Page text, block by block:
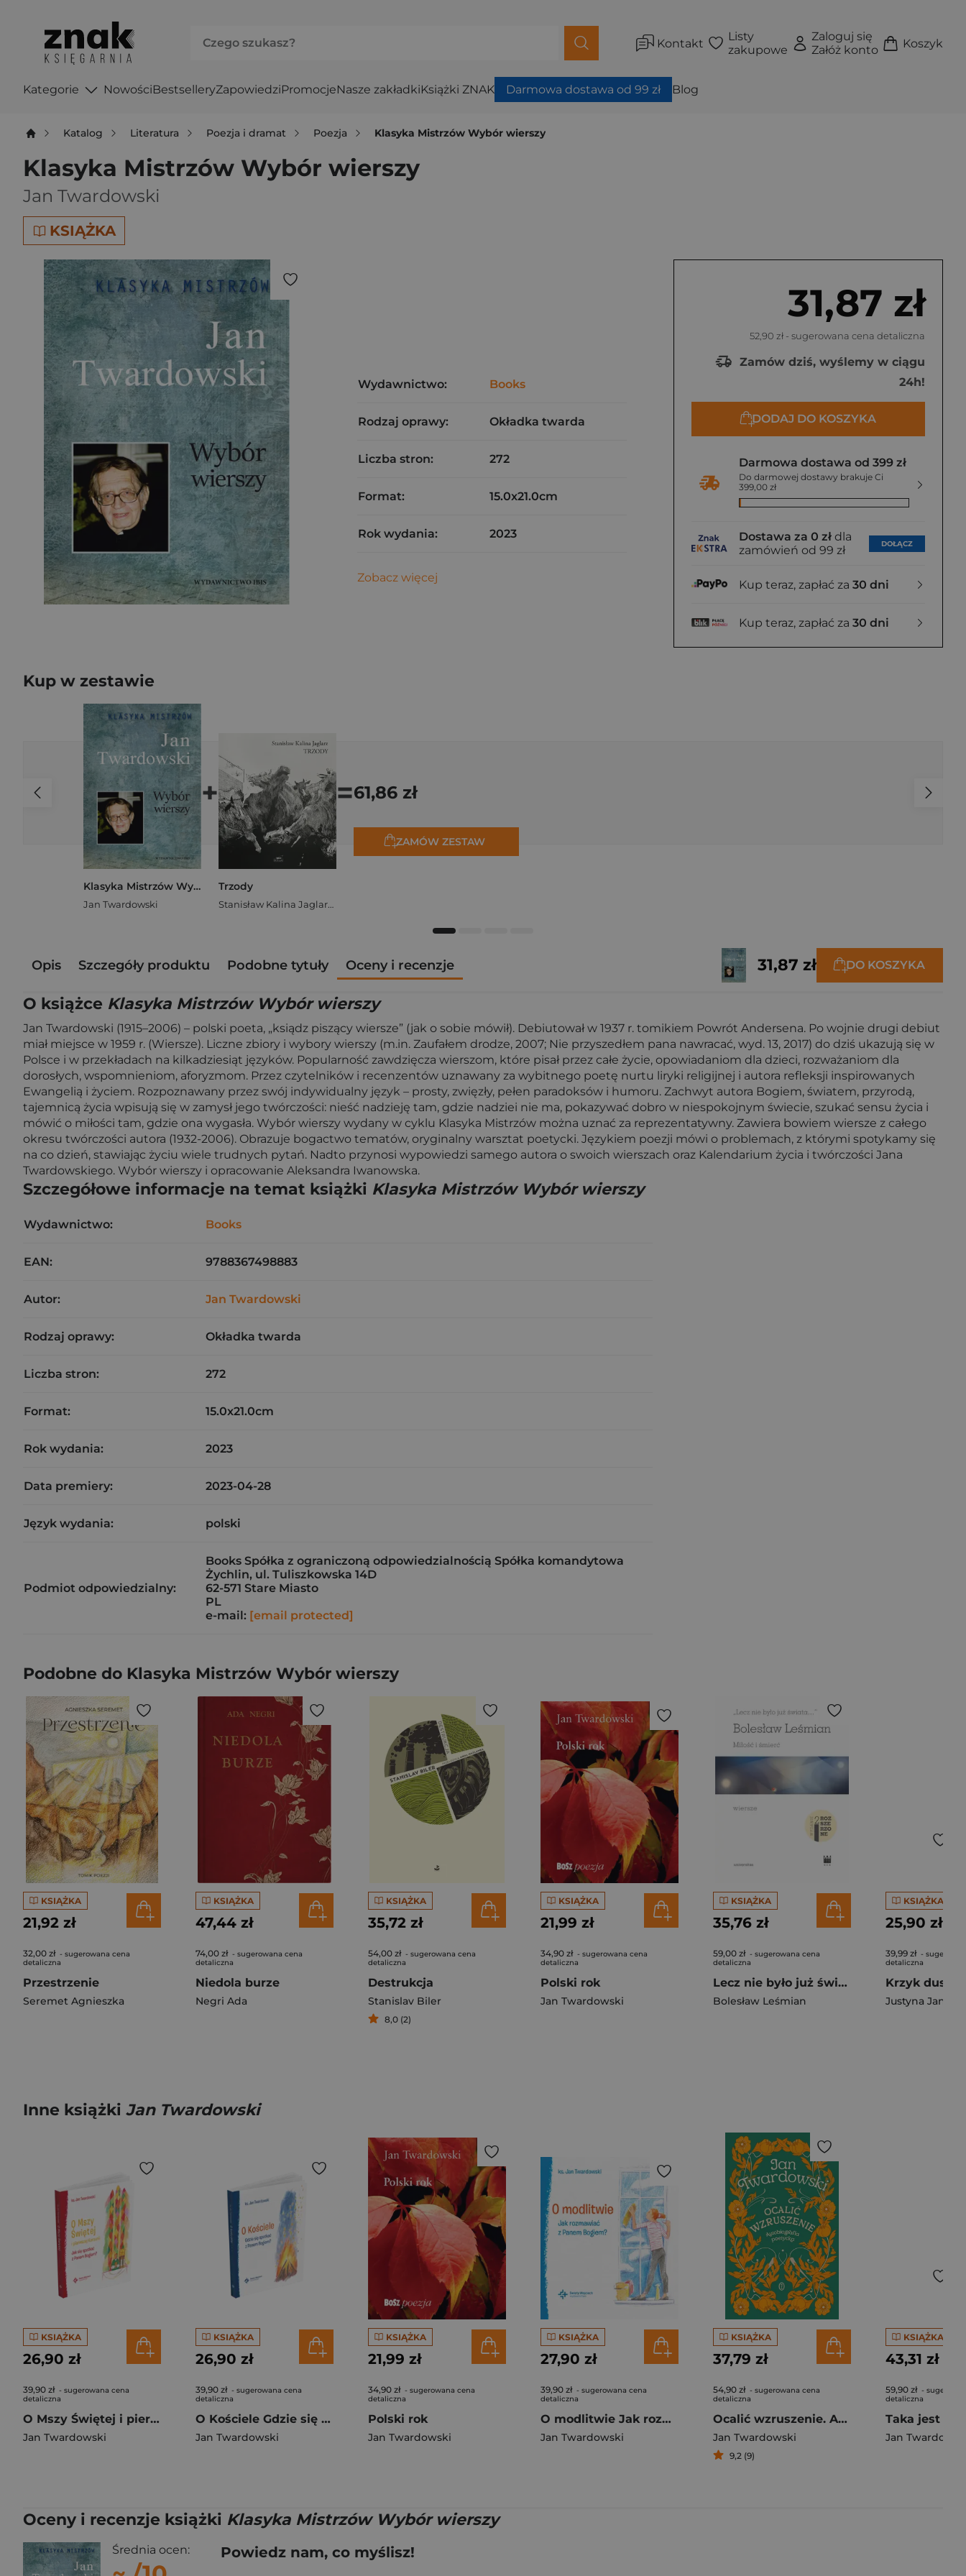
Kontakt
Listy
zakupowe
Zaloguj się
Załóż konto
Koszyk
Kategorie NowościBestselleryZapowiedziPromocjeNasze zakładkiKsiążki ZNAK Darmowa dostawa od 99 zł Blog
Katalog Literatura Poezja i dramat Poezja Klasyka Mistrzów Wybór wierszy
Klasyka Mistrzów Wybór wierszy
Jan Twardowski
KSIĄŻKA
31,87 zł
52,90 zł - sugerowana cena detaliczna
Zamów dziś, wyślemy w ciągu
24h!
DODAJ DO KOSZYKA
Darmowa dostawa od 399 zł
Do darmowej dostawy brakuje Ci
399,00 zł
Dostawa za 0 zł dla
zamówień od 99 zł
DOŁĄCZ
Kup teraz, zapłać za 30 dni
Kup teraz, zapłać za 30 dni
Wydawnictwo: Books
Rodzaj oprawy: Okładka twarda
Liczba stron: 272
Format: 15.0x21.0cm
Rok wydania: 2023
Zobacz więcej
Kup w zestawie
Klasyka Mistrzów Wybór wierszy
Jan Twardowski
+
Trzody
Stanisław Kalina Jaglarz
=61,86 zł
ZAMÓW ZESTAW
Opis Szczegóły produktu Podobne tytuły Oceny i recenzje 31,87 zł DO KOSZYKA
O książce Klasyka Mistrzów Wybór wierszy
Jan Twardowski (1915–2006) – polski poeta, „ksiądz piszący wiersze” (jak o sobie mówił). Debiutował w 1937 r. tomikiem Powrót Andersena. Po wojnie drugi debiut
miał miejsce w 1959 r. (Wiersze). Liczne zbiory i wybory wierszy (m.in. Zaufałem drodze, 2007; Nie przyszedłem pana nawracać, wyd. 13, 2017) do dziś ukazują się w
Polsce i w przekładach na kilkadziesiąt języków. Popularność zawdzięcza wierszom, które pisał przez całe życie, opowiadaniom dla dzieci, rozważaniom dla
dorosłych, wspomnieniom, aforyzmom. Przez czytelników i recenzentów uznawany za wybitnego poetę nurtu liryki religijnej i autora refleksji inspirowanych
Ewangelią i życiem. Rozpoznawany przez swój indywidualny język – prosty, zwięzły, pełen paradoksów i humoru. Zachwyt autora Bogiem, światem, przyrodą,
tajemnicą życia wpisują się w zamysł jego twórczości: nieść nadzieję tam, gdzie nadziei nie ma, pokazywać dobro w niespokojnym świecie, szukać sensu życia i
mówić o miłości tam, gdzie ona wygasła. Wybór wierszy wydany w cyklu Klasyka Mistrzów można uznać za reprezentatywny. Zawiera bowiem wiersze z całego
okresu twórczości autora (1932-2006). Obrazuje bogactwo tematów, oryginalny warsztat poetycki. Językiem poezji mówi o problemach, z którymi spotykamy się
na co dzień, stawiając życiu wiele trudnych pytań. Nadto przynosi wypowiedzi samego autora o swoich wierszach oraz Kalendarium życia i twórczości Jana
Twardowskiego. Wybór wierszy i opracowanie Aleksandra Iwanowska.
Szczegółowe informacje na temat książki Klasyka Mistrzów Wybór wierszy
Wydawnictwo: Books
EAN: 9788367498883
Autor: Jan Twardowski
Rodzaj oprawy: Okładka twarda
Liczba stron: 272
Format: 15.0x21.0cm
Rok wydania: 2023
Data premiery: 2023-04-28
Język wydania: polski
Podmiot odpowiedzialny:
Books Spółka z ograniczoną odpowiedzialnością Spółka komandytowa
Żychlin, ul. Tuliszkowska 14D
62-571 Stare Miasto
PL
e-mail: [email protected]
Podobne do Klasyka Mistrzów Wybór wierszy
KSIĄŻKA
21,92 zł
32,00 zł - sugerowana cena
detaliczna
Przestrzenie
Seremet Agnieszka
KSIĄŻKA
47,44 zł
74,00 zł - sugerowana cena
detaliczna
Niedola burze
Negri Ada
KSIĄŻKA
35,72 zł
54,00 zł - sugerowana cena
detaliczna
Destrukcja
Stanislav Biler
8,0 (2)
KSIĄŻKA
21,99 zł
34,90 zł - sugerowana cena
detaliczna
Polski rok
Jan Twardowski
KSIĄŻKA
35,76 zł
59,00 zł - sugerowana cena
detaliczna
Lecz nie było już świata… Miłość i śmierć. Wiersze wyd. 2
Bolesław Leśmian
KSIĄŻKA
25,90 zł
39,99 zł -
detaliczna
Krzyk duszy
Inne książki Jan Twardowski
KSIĄŻKA
26,90 zł
39,90 zł - sugerowana cena
detaliczna
O Mszy Świętej i pierwszej Komunii Jak się spotkać z Panem Bogiem?
Jan Twardowski
KSIĄŻKA
26,90 zł
39,90 zł - sugerowana cena
detaliczna
O Kościele Gdzie się spotkać z Panem Bogiem?
Jan Twardowski
KSIĄŻKA
21,99 zł
34,90 zł - sugerowana cena
detaliczna
Polski rok
Jan Twardowski
KSIĄŻKA
27,90 zł
39,90 zł - sugerowana cena
detaliczna
O modlitwie Jak rozmawiać z Panem Bogiem?
Jan Twardowski
KSIĄŻKA
37,79 zł
54,90 zł - sugerowana cena
detaliczna
Ocalić wzruszenie. Autobiografia poetycka
Jan Twardowski
9,2 (9)
KSIĄŻKA
43,31 zł
59,90 zł -
detaliczna
Taka jest
Jan
Oceny i recenzje książki Klasyka Mistrzów Wybór wierszy
Średnia ocen: Powiedz nam, co myślisz!